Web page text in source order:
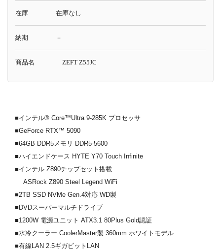
在庫 在庫なし
納期 －
商品名 ZEFT Z55JC
■インテル® Core™Ultra 9-285K プロセッサ
■GeForce RTX™ 5090
■64GB DDR5メモリ DDR5-5600
■ハイエンドケース HYTE Y70 Touch Infinite
■インテル Z890チップセット搭載
ASRock Z890 Steel Legend WiFi
■2TB SSD NVMe Gen.4対応 WD製
■DVDスーパーマルチドライブ
■1200W 電源ユニット ATX3.1 80Plus Gold認証
■水冷クーラー CoolerMaster製 360mm ホワイトモデル
■有線LAN 2.5ギガビットLAN